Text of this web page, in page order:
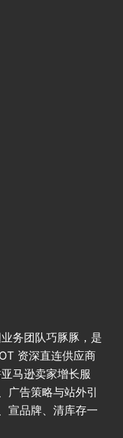
务团队巧豚豚，是
资深直连供应商
马逊卖家增长服
广告策略与站外引
宣品牌、清库存一